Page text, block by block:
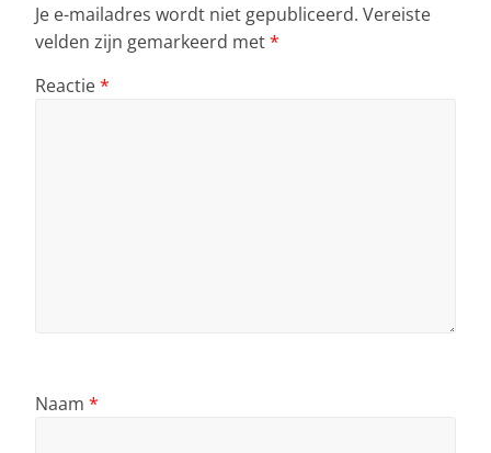
Je e-mailadres wordt niet gepubliceerd. Vereiste
velden zijn gemarkeerd met*
Reactie*
Naam *